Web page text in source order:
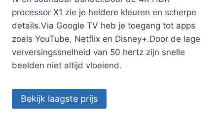
processor X1 zie je heldere kleuren en scherpe
details.Via Google TV heb je toegang tot apps
zoals YouTube, Netflix en Disney+.Door de lage
verversingssnelheid van 50 hertz zijn snelle
beelden niet altijd vloeiend.
Bekijk laagste prijs